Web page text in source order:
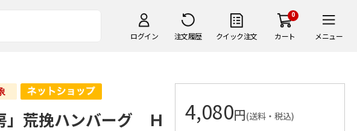
ログイン 注文履歴 クイック注文
0
カート メニュー
」荒挽ハンバーグ Ｈ
4,080円(送料・税込)